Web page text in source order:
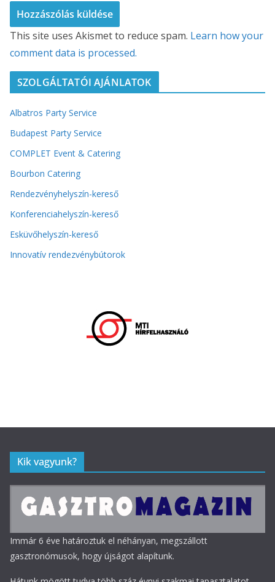
This site uses Akismet to reduce spam. Learn how your
comment data is processed.
SZOLGÁLTATÓI AJÁNLATOK
Albatros Party Service
Budapest Party Service
COMPLET Event & Catering
Bourbon Catering
Rendezvényhelyszín-kereső
Konferenciahelyszín-kereső
Esküvőhelyszín-kereső
Innovatív rendezvénybútorok
Kik vagyunk?
Immár 6 éve határoztuk el néhányan, megszállott
gasztronómusok, hogy újságot alapítunk.